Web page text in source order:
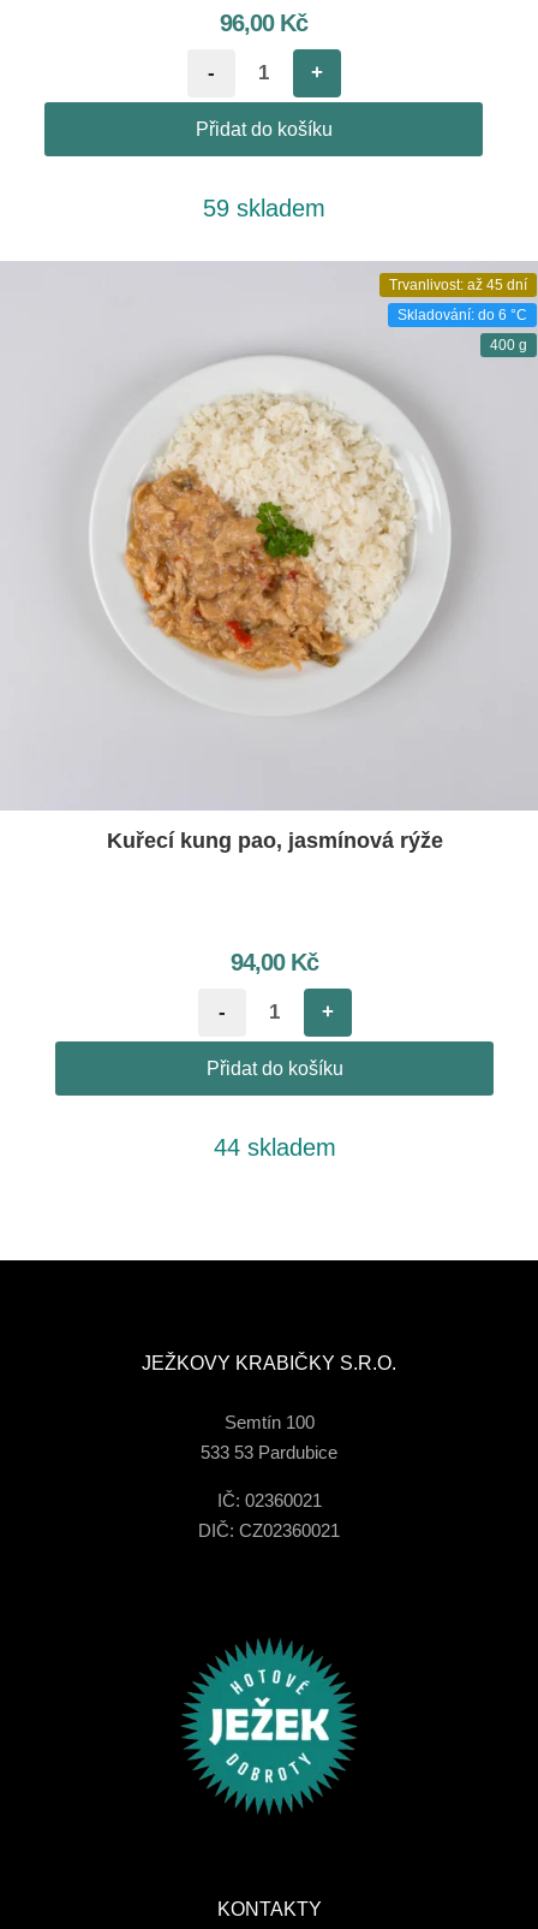
96,00 Kč
- +
Přidat do košíku
59 skladem
Trvanlivost: až 45 dní
Skladování: do 6 °C
400 g
Kuřecí kung pao, jasmínová rýže
94,00 Kč
- +
Přidat do košíku
44 skladem
JEŽKOVY KRABIČKY S.R.O.
Semtín 100
533 53 Pardubice
IČ: 02360021
DIČ: CZ02360021
KONTAKTY